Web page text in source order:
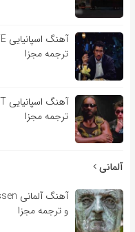
ترجمه مجزا
ترجمه مجزا
آلمانی
و ترجمه مجزا